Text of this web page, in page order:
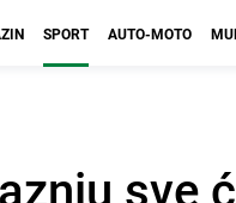
SPORT AUTO-MOTO
sve